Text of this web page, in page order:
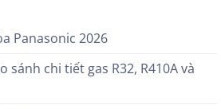
Panasonic 2026
sánh chi tiết gas R32, R410A và